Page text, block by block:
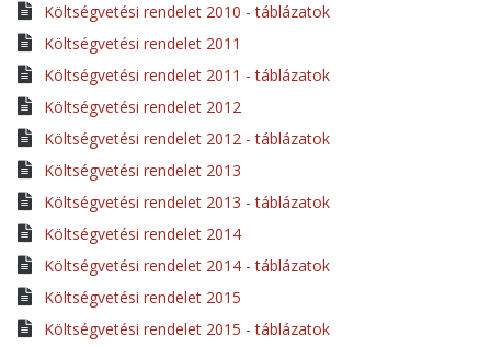
Költségvetési rendelet 2010 - táblázatok
Költségvetési rendelet 2011
Költségvetési rendelet 2011 - táblázatok
Költségvetési rendelet 2012
Költségvetési rendelet 2012 - táblázatok
Költségvetési rendelet 2013
Költségvetési rendelet 2013 - táblázatok
Költségvetési rendelet 2014
Költségvetési rendelet 2014 - táblázatok
Költségvetési rendelet 2015
Költségvetési rendelet 2015 - táblázatok